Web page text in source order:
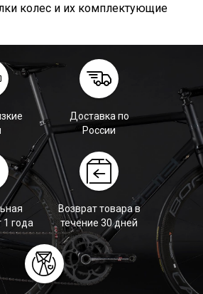
колес и их комплектующие
Доставка по
России
1 года
Возврат товара в
течение 30 дней